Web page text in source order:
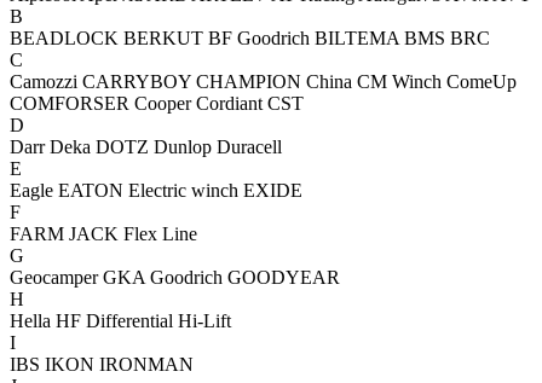
B
BEADLOCK BERKUT BF Goodrich BILTEMA BMS BRC
C
Camozzi CARRYBOY CHAMPION China CM Winch ComeUp
COMFORSER Cooper Cordiant CST
D
Darr Deka DOTZ Dunlop Duracell
E
Eagle EATON Electric winch EXIDE
F
FARM JACK Flex Line
G
Geocamper GKA Goodrich GOODYEAR
H
Hella HF Differential Hi-Lift
I
IBS IKON IRONMAN